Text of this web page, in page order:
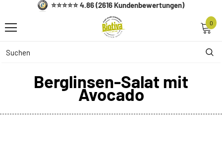
⭐⭐⭐⭐⭐ 4.86 (2616 Kundenbewertungen)
0
Berglinsen-Salat mit
Avocado